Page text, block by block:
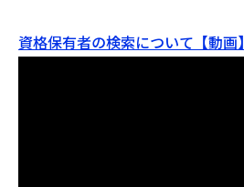
資格保有者の検索について【動画】